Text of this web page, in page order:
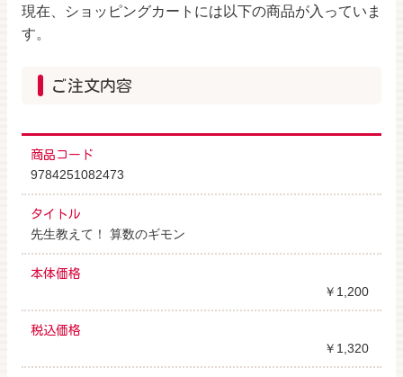
現在、ショッピングカートには以下の商品が入っていま
す。
ご注文内容
商品コード
9784251082473
タイトル
先生教えて！ 算数のギモン
本体価格
￥1,200
税込価格
￥1,320